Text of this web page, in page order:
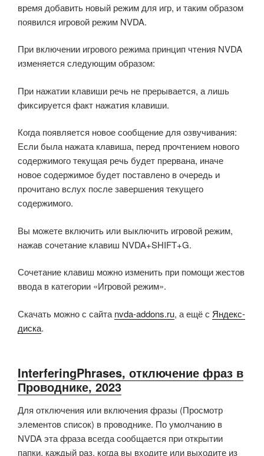
время добавить новый режим для игр, и таким образом
появился игровой режим NVDA.
При включении игрового режима принцип чтения NVDA
изменяется следующим образом:
При нажатии клавиши речь не прерывается, а лишь
фиксируется факт нажатия клавиши.
Когда появляется новое сообщение для озвучивания:
Если была нажата клавиша, перед прочтением нового
содержимого текущая речь будет прервана, иначе
новое содержимое будет поставлено в очередь и
прочитано вслух после завершения текущего
содержимого.
Вы можете включить или выключить игровой режим,
нажав сочетание клавиш NVDA+SHIFT+G.
Сочетание клавиш можно изменить при помощи жестов
ввода в категории «Игровой режим».
Скачать можно с сайта nvda-addons.ru, а ещё с Яндекс-
диска.
InterferingPhrases, отключение фраз в
Проводнике, 2023
Для отключения или включения фразы (Просмотр
элементов список) в проводнике. По умолчанию в
NVDA эта фраза всегда сообщается при открытии
папки, каждый раз, когда вы входите или выходите из